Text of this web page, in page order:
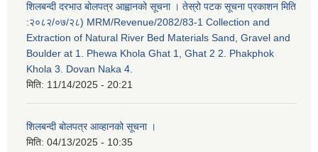
शिलबन्दी दरभाउ बोलपत्र आह्वानको सूचना । तेस्रो पटक सूचना प्रकाशन मिति
:२०८२/०७/२८) MRM/Revenue/2082/83-1 Collection and
Extraction of Natural River Bed Materials Sand, Gravel and
Boulder at 1. Phewa Khola Ghat 1, Ghat 2 2. Phakphok
Khola 3. Dovan Naka 4.
मिति: 11/14/2025 - 20:21
शिलबन्दी बोलपत्र आव्हानको सूचना ।
मिति: 04/13/2025 - 10:35